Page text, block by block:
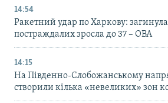
14:54
Ракетний удар по Харкову:
постраждалих зросла до 37 – ОВА
14:15
На Південно-Слобожанському
створили кілька «невеликих» зон